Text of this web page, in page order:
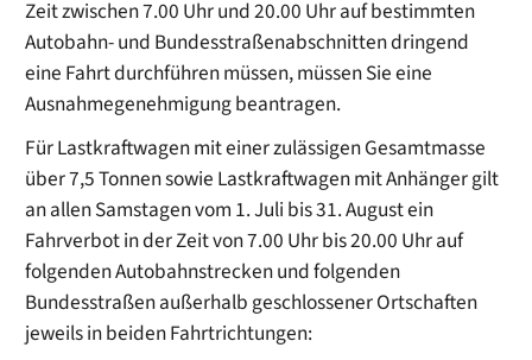
Zeit zwischen 7.00 Uhr und 20.00 Uhr auf bestimmten
Autobahn- und Bundesstraßenabschnitten dringend
eine Fahrt durchführen müssen, müssen Sie eine
Ausnahmegenehmigung beantragen.
Für Lastkraftwagen mit einer zulässigen Gesamtmasse
über 7,5 Tonnen sowie Lastkraftwagen mit Anhänger gilt
an allen Samstagen vom 1. Juli bis 31. August ein
Fahrverbot in der Zeit von 7.00 Uhr bis 20.00 Uhr auf
folgenden Autobahnstrecken und folgenden
Bundesstraßen außerhalb geschlossener Ortschaften
jeweils in beiden Fahrtrichtungen: